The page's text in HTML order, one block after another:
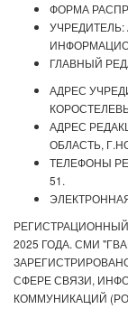
ФОРМА
ГЛАВНЫЙ
АДРЕС
АДРЕС
ОБЛАСТЬ,
ТЕЛЕФОНЫ
51.
2025 ГОДА. СМИ
СФЕРЕ СВЯЗИ,
КОММУНИКАЦИЙ